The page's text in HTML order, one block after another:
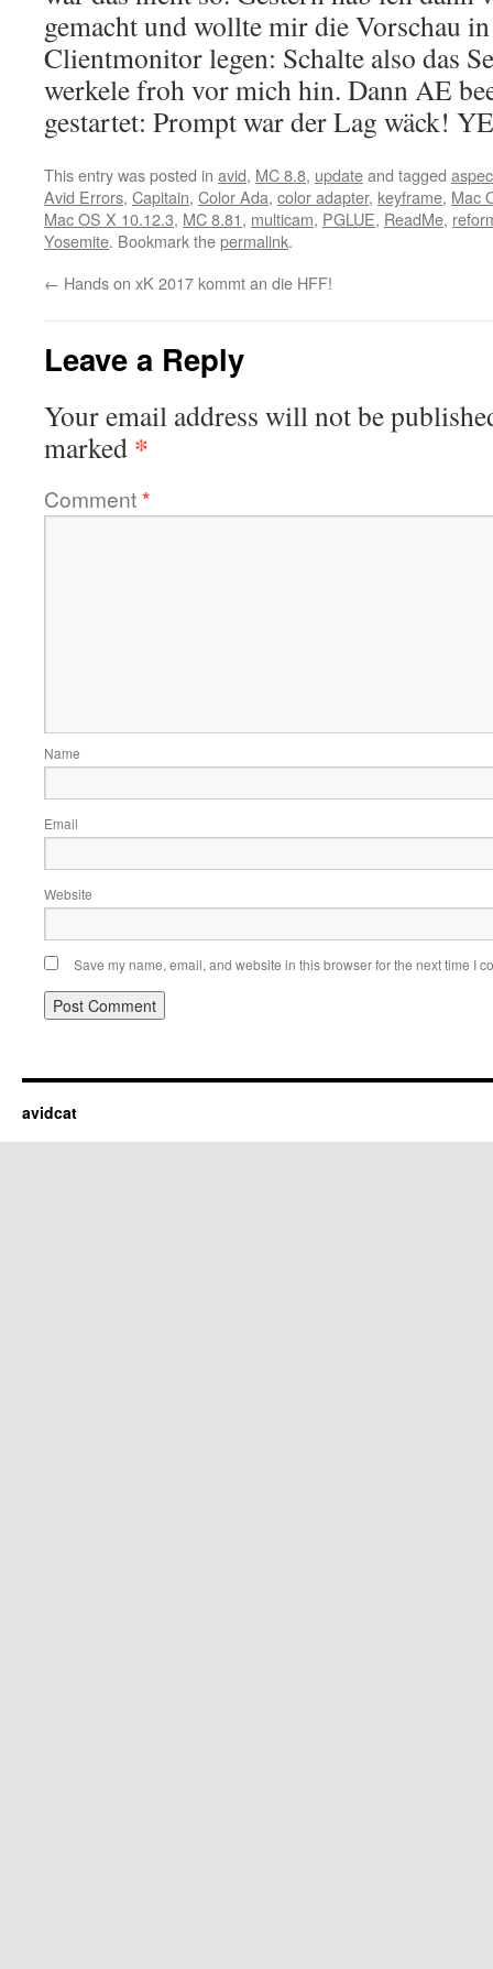
gemacht und wollte mir die Vorschau
Clientmonitor legen: Schalte also das
werkele froh vor mich hin. Dann AE
gestartet: Prompt war der Lag wäck!
This entry was posted in avid, MC 8.8, updateand tagged
Avid Errors, Capitain, Color Ada, color adapter, keyframe, Mac
Mac OS X 10.12.3, MC 8.81, multicam, PGLUE, ReadMe,
Yosemite. Bookmark thepermalink.
← Hands on xK 2017 kommt an die HFF!
Leave a Reply
Your email address will not be
marked *
Comment*
Name
Email
Website
Save my name, email, and website in this browser for the next time I
avidcat